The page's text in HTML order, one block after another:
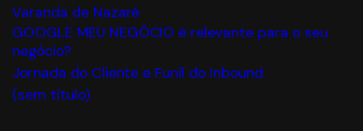
Varanda de Nazaré
GOOGLE MEU NEGÓCIO é relevante para o seu
negócio?
Jornada do Cliente e Funil do Inbound
(sem título)